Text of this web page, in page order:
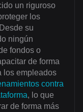
un riguroso
los
su
ningún
fondos o
de forma
los empleados
contra
, lo que
de forma más